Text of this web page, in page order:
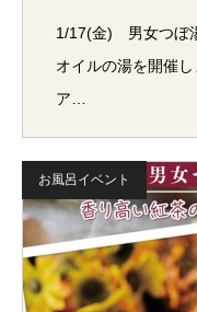
1/17(金) 男女つぼ
オイルの湯を開催
ア…
お風呂イベント